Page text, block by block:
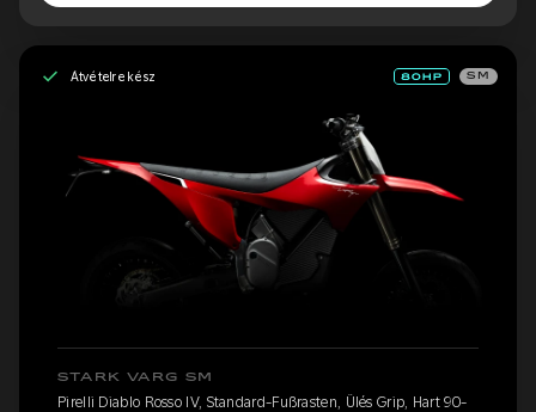
Átvételre kész SM
STARK VARG SM
Pirelli Diablo Rosso IV, Standard-Fußrasten, Ülés Grip, Hart 90-